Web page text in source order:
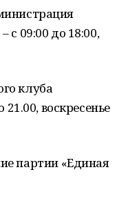
с 09:00 до 18:00,
клуба
воскресенье
партии «Единая